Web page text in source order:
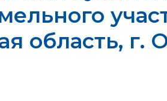
область, г.